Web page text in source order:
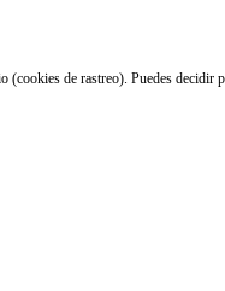
de rastreo). Puedes